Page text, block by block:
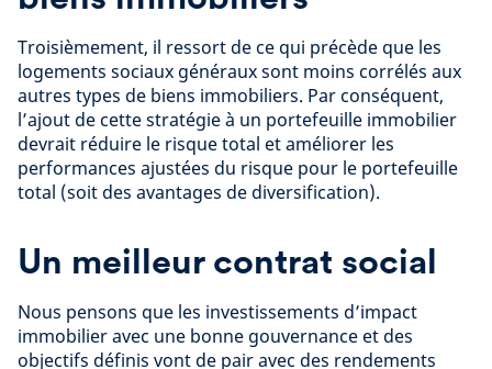
Troisièmement, il ressort de ce qui précède que les
logements sociaux généraux sont moins corrélés aux
autres types de biens immobiliers. Par conséquent,
l’ajout de cette stratégie à un portefeuille immobilier
devrait réduire le risque total et améliorer les
performances ajustées du risque pour le portefeuille
total (soit des avantages de diversification).
Un meilleur contrat social
Nous pensons que les investissements d’impact
immobilier avec une bonne gouvernance et des
objectifs définis vont de pair avec des rendements